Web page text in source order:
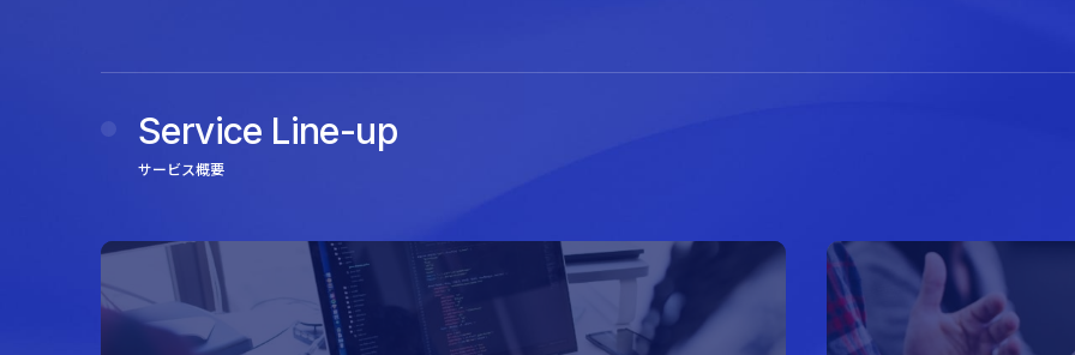
Service Line-up
サービス概要